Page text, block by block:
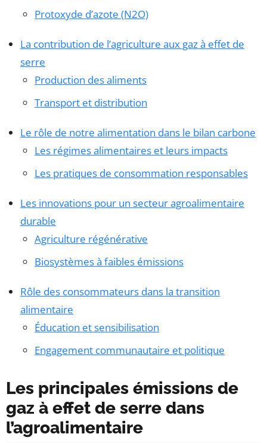
Protoxyde d’azote (N2O)
La contribution de l’agriculture aux gaz à effet de
serre
Production des aliments
Transport et distribution
Le rôle de notre alimentation dans le bilan carbone
Les régimes alimentaires et leurs impacts
Les pratiques de consommation responsables
Les innovations pour un secteur agroalimentaire
durable
Agriculture régénérative
Biosystèmes à faibles émissions
Rôle des consommateurs dans la transition
alimentaire
Éducation et sensibilisation
Engagement communautaire et politique
Les principales émissions de
gaz à effet de serre dans
l’agroalimentaire